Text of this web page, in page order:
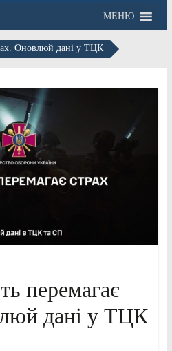
МЕНЮ
Оновлюй дані у ТЦК
перемагає
дані у ТЦК